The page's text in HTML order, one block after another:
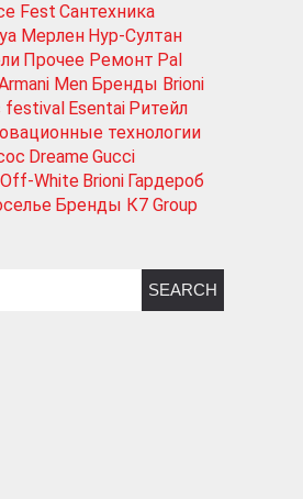
Fest Сантехника
Мерлен Нур-Султан
Прочее Ремонт Pal
Men Бренды Brioni
festival Esentai Ритейл
технологии
DreameGucci
Off-White Brioni Гардероб
Бренды К7 Group